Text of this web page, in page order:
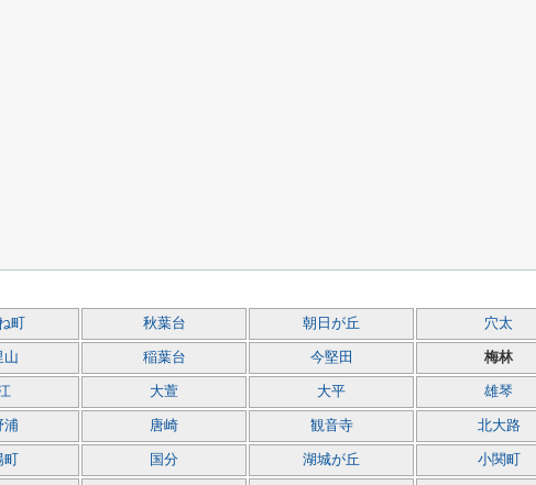
町 秋葉台 朝日が丘 穴太
山 稲葉台 今堅田 梅林
大萱 大平 雄琴
浦 唐崎 観音寺 北大路
国分 湖城が丘 小関町